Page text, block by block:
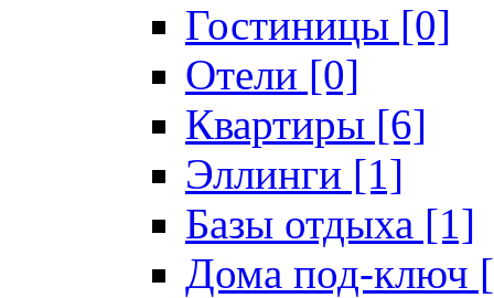
Гостиницы [0]
Отели [0]
Квартиры [6]
Эллинги [1]
Базы отдыха [1]
Дома под-ключ